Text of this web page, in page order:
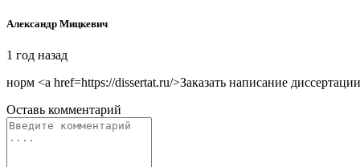
Александр Мицкевич
1 год назад
норм <a href=https://dissertat.ru/>Заказать написание
Оставь комментарий